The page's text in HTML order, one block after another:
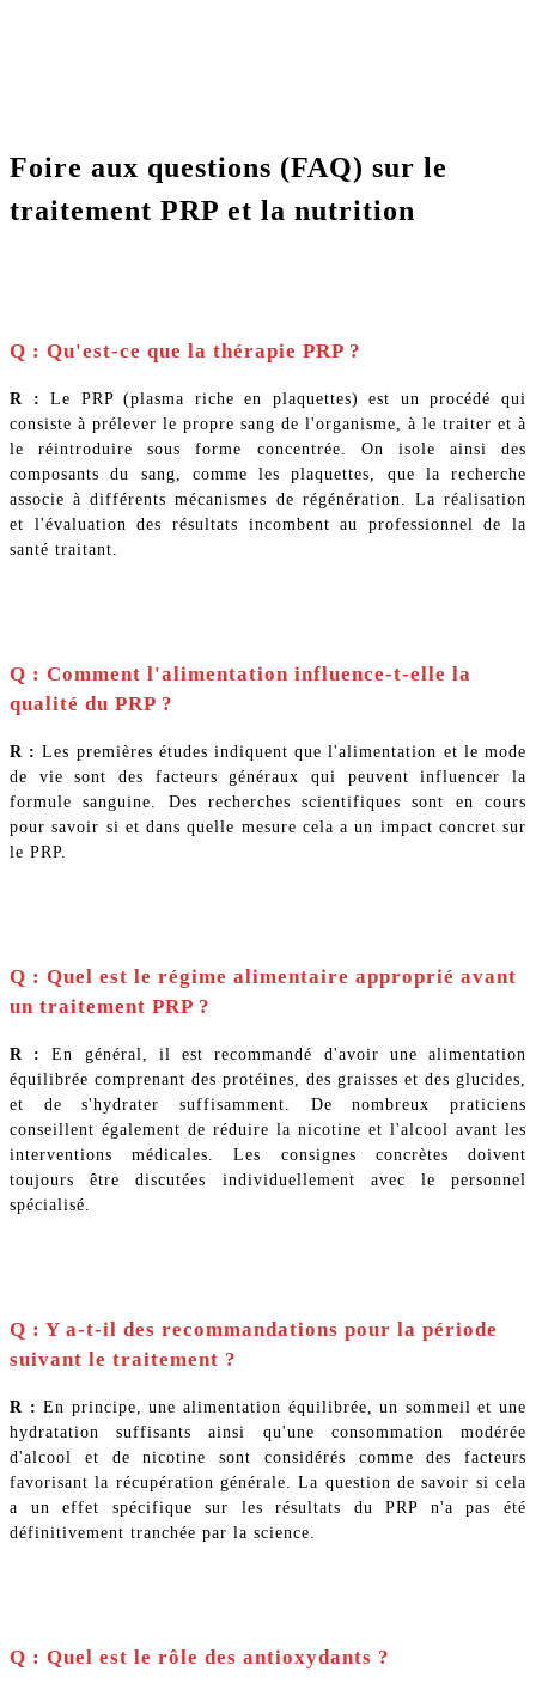
Foire aux questions (FAQ) sur le
traitement PRP et la nutrition
Q : Qu'est-ce que la thérapie PRP ?
R :
Le PRP (plasma riche en plaquettes) est un procédé qui
consiste à prélever le propre sang de l'organisme, à le traiter et à
le réintroduire sous forme concentrée. On isole ainsi des
composants du sang, comme les plaquettes, que la recherche
associe à différents mécanismes de régénération. La réalisation
et l'évaluation des résultats incombent au professionnel de la
santé traitant.
Q : Comment l'alimentation influence-t-elle la
qualité du PRP ?
R : Les premières études indiquent que l'alimentation et le mode
de vie sont des facteurs généraux qui peuvent influencer la
formule sanguine. Des recherches scientifiques sont en cours
pour savoir si et dans quelle mesure cela a un impact concret sur
le PRP.
Q : Quel est le régime alimentaire approprié avant
un traitement PRP ?
R :En général, il est recommandé d'avoir une alimentation
équilibrée comprenant des protéines, des graisses et des glucides,
et de s'hydrater suffisamment. De nombreux praticiens
conseillent également de réduire la nicotine et l'alcool avant les
interventions médicales. Les consignes concrètes doivent
toujours être discutées individuellement avec le personnel
spécialisé.
Q : Y a-t-il des recommandations pour la période
suivant le traitement ?
R :En principe, une alimentation équilibrée, un sommeil et une
hydratation suffisants ainsi qu'une consommation modérée
d'alcool et de nicotine sont considérés comme des facteurs
favorisant la récupération générale. La question de savoir si cela
a un effet spécifique sur les résultats du PRP n'a pas été
définitivement tranchée par la science.
Q : Quel est le rôle des antioxydants ?